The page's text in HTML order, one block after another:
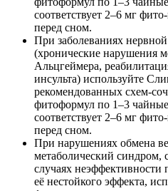
соответствует 2–6 мг
перед сном.
При заболеваниях
(хронические нарушения
Альцгеймера,
инсульта) ис­пользуйте
рекомендован­ных схем-
фитоформул по 1–3
соответствует 2–6 мг
перед сном.
При нарушениях обмена
метаболический синдром,
случаях
её нестойкого эф­фекта,